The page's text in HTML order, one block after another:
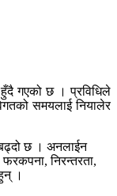
गएको छ । प्रविधिले
समयलाई नियालेर
छ । अनलाईन
निरन्तरता,
।